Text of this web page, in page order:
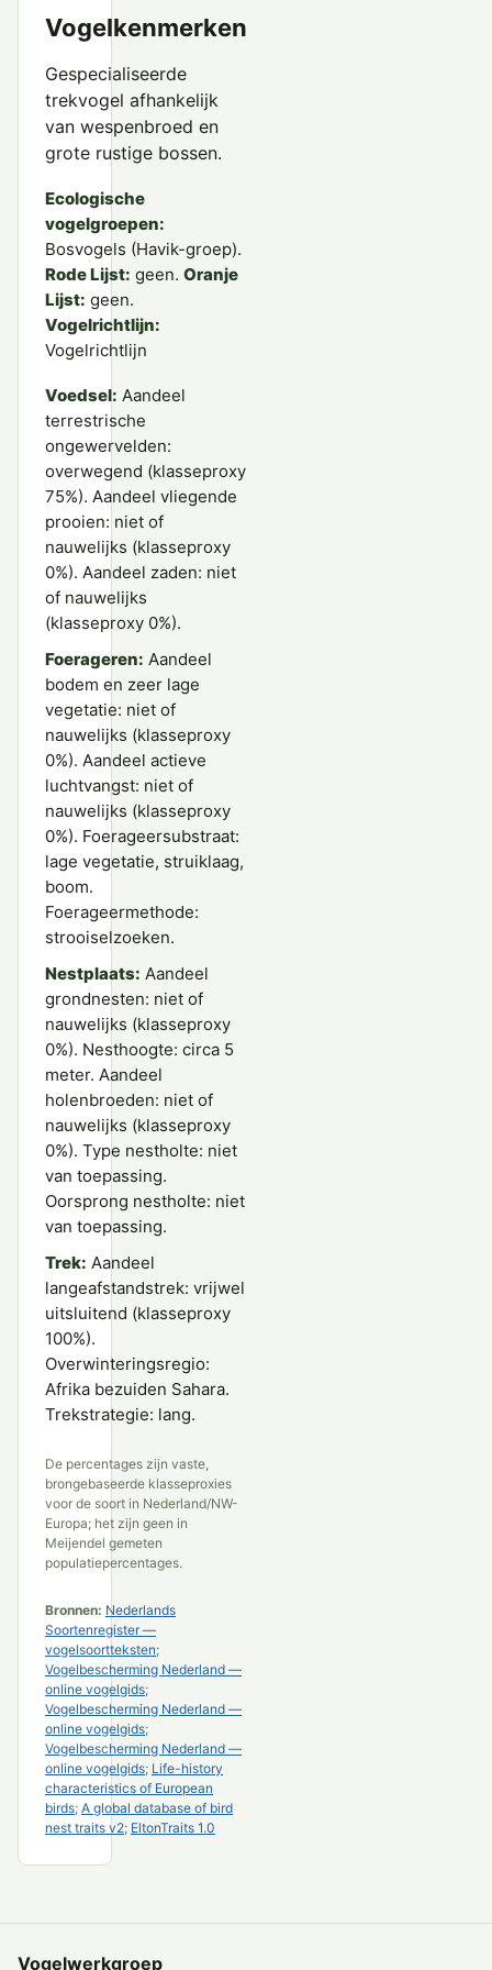
Vogelkenmerken
Gespecialiseerde
trekvogel afhankelijk
van wespenbroed en
grote rustige bossen.
Ecologische
vogelgroepen:
Bosvogels (Havik-groep).
Rode Lijst: geen. Oranje
Lijst: geen.
Vogelrichtlijn:
Vogelrichtlijn
Voedsel: Aandeel
terrestrische
ongewervelden:
overwegend (klasseproxy
75%). Aandeel vliegende
prooien: niet of
nauwelijks (klasseproxy
0%). Aandeel zaden: niet
of nauwelijks
(klasseproxy 0%).
Foerageren: Aandeel
bodem en zeer lage
vegetatie: niet of
nauwelijks (klasseproxy
0%). Aandeel actieve
luchtvangst: niet of
nauwelijks (klasseproxy
0%). Foerageersubstraat:
lage vegetatie, struiklaag,
boom.
Foerageermethode:
strooiselzoeken.
Nestplaats: Aandeel
grondnesten: niet of
nauwelijks (klasseproxy
0%). Nesthoogte: circa 5
meter. Aandeel
holenbroeden: niet of
nauwelijks (klasseproxy
0%). Type nestholte: niet
van toepassing.
Oorsprong nestholte: niet
van toepassing.
Trek: Aandeel
langeafstandstrek: vrijwel
uitsluitend (klasseproxy
100%).
Overwinteringsregio:
Afrika bezuiden Sahara.
Trekstrategie: lang.
De percentages zijn vaste,
brongebaseerde klasseproxies
voor de soort in Nederland/NW-
Europa; het zijn geen in
Meijendel gemeten
populatiepercentages.
Bronnen: Nederlands
Soortenregister —
vogelsoortteksten;
Vogelbescherming Nederland —
online vogelgids;
Vogelbescherming Nederland —
online vogelgids;
Vogelbescherming Nederland —
online vogelgids; Life-history
characteristics of European
birds; A global database of bird
nest traits v2; EltonTraits 1.0
Vogelwerkgroep